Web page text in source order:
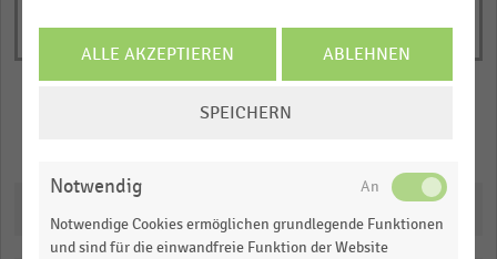
View
table.
ALLE AKZEPTIEREN ABLEHNEN
SPEICHERN
Notwendig
Notwendige Cookies ermöglichen grundlegende Funktionen
und sind für die einwandfreie Funktion der Website